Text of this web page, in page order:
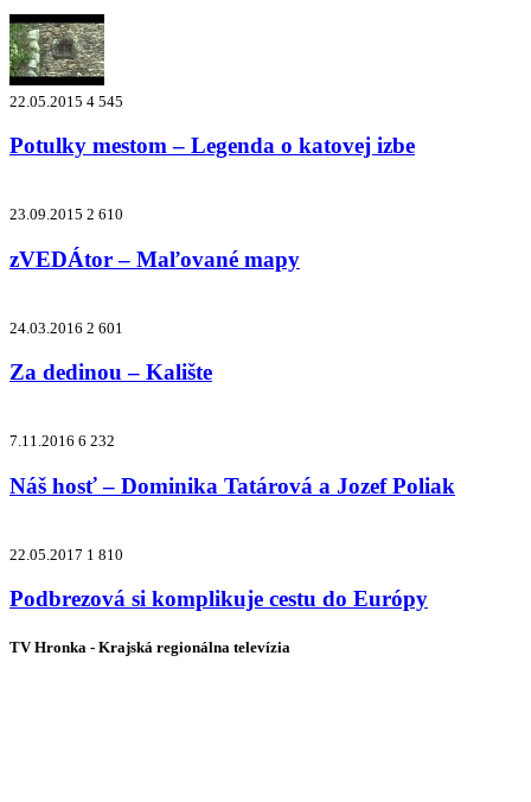
22.05.2015 4 545
Potulky mestom – Legenda o katovej izbe
23.09.2015 2 610
zVEDÁtor – Maľované mapy
24.03.2016 2 601
Za dedinou – Kalište
7.11.2016 6 232
Náš hosť – Dominika Tatárová a Jozef Poliak
22.05.2017 1 810
Podbrezová si komplikuje cestu do Európy
TV Hronka - Krajská regionálna televízia